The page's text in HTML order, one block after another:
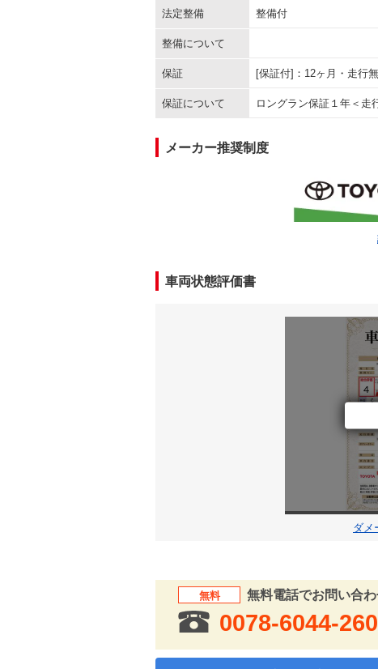
法定整備 整備付
整備について
保証 [保証付]：12ヶ月・走行
保証について ロングラン保証１年＜走
メーカー推奨制度
車両状態評価書
ダメ
無料 無料電話でお問い合
0078-6044-